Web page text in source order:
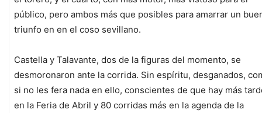
público, pero ambos más que posibles para amarrar un
triunfo en en el coso sevillano.
Castella y Talavante, dos de la figuras del momento, se
desmoronaron ante la corrida. Sin espíritu, desganados,
si no les fera nada en ello, conscientes de que hay más
en la Feria de Abril y 80 corridas más en la agenda de la